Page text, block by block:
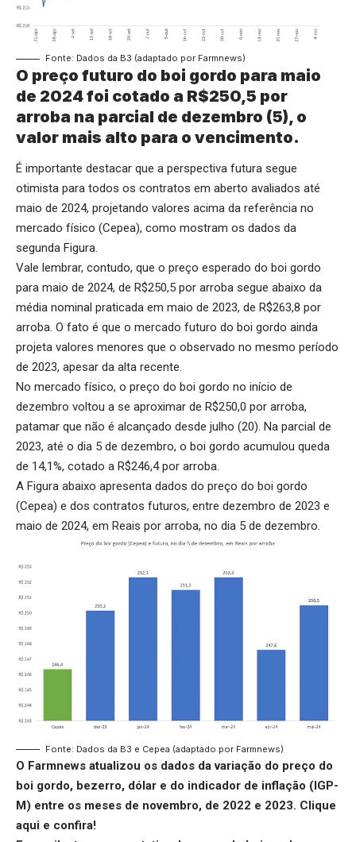
Fonte: Dados da B3 (adaptado por Farmnews)
O preço futuro do boi gordo para maio
de 2024 foi cotado a R$250,5 por
arroba na parcial de dezembro (5), o
valor mais alto para o vencimento.
É importante destacar que a perspectiva futura segue
otimista para todos os contratos em aberto avaliados até
maio de 2024, projetando valores acima da referência no
mercado físico (Cepea), como mostram os dados da
segunda Figura.
Vale lembrar, contudo, que o preço esperado do boi gordo
para maio de 2024, de R$250,5 por arroba segue abaixo da
média nominal praticada em maio de 2023, de R$263,8 por
arroba. O fato é que o mercado futuro do boi gordo ainda
projeta valores menores que o observado no mesmo período
de 2023, apesar da alta recente.
No mercado físico, o preço do boi gordo no início de
dezembro voltou a se aproximar de R$250,0 por arroba,
patamar que não é alcançado desde julho (20). Na parcial de
2023, até o dia 5 de dezembro, o boi gordo acumulou queda
de 14,1%, cotado a R$246,4 por arroba.
A Figura abaixo apresenta dados do preço do boi gordo
(Cepea) e dos contratos futuros, entre dezembro de 2023 e
maio de 2024, em Reais por arroba, no dia 5 de dezembro.
Fonte: Dados da B3 e Cepea (adaptado por Farmnews)
O Farmnews atualizou os dados da variação do preço do
boi gordo, bezerro, dólar e do indicador de inflação (IGP-
M) entre os meses de novembro, de 2022 e 2023. Clique
aqui e confira!